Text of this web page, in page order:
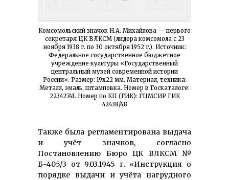
Комсомольский значок Н.А. Михайлова — первого
секретаря ЦК ВЛКСМ (лидера комсомола с 23
ноября 1938 г. по 30 октября 1952 г.). Источник:
Федеральное государственное бюджетное
учреждение культуры «Государственный
центральный музей современной истории
России». Размер: 19х22 мм. Материал, техника:
Металл, эмаль, штамповка. Номер в Госкаталоге:
22342741. Номер по КП (ГИК): ГЦМСИР ГИК
42438/48
Также была регламентирована выдача
и учёт значков, согласно
Постановлению Бюро ЦК ВЛКСМ №
Б-405/3 от 9.03.1945 г. «Инструкция о
порядке выдачи и учёта нагрудного